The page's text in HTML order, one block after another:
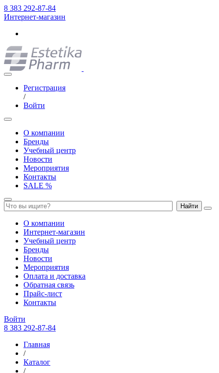
8 383 292-87-84
Интернет-магазин
Регистрация
/
Войти
О компании
Бренды
Учебный центр
Новости
Мероприятия
Контакты
SALE %
Найти
О компании
Интернет-магазин
Учебный центр
Бренды
Новости
Мероприятия
Оплата и доставка
Обратная связь
Прайс-лист
Контакты
Войти
8 383 292-87-84
Главная
/
Каталог
/